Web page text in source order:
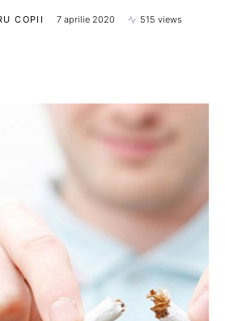
COPII 7 aprilie 2020
515 views